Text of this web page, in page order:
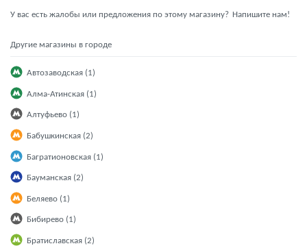
У вас есть жалобы или предложения по этому магазину? Напишите нам!
Другие магазины в городе
Автозаводская (1)
Алма-Атинская (1)
Алтуфьево (1)
Бабушкинская (2)
Багратионовская (1)
Бауманская (2)
Беляево (1)
Бибирево (1)
Братиславская (2)